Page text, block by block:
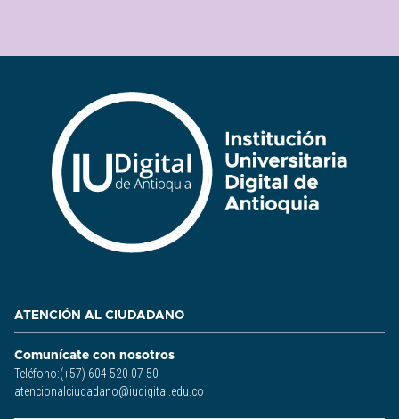
ATENCIÓN AL CIUDADANO
Comunícate con nosotros
Teléfono:(+57) 604 520 07 50
atencionalciudadano@iudigital.edu.co